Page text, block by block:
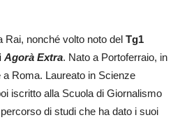
Rai, nonché volto noto del Tg1
Agorà Extra. Nato a Portoferraio, in
Roma. Laureato in Scienze
iscritto alla Scuola di Giornalismo
di studi che ha dato i suoi